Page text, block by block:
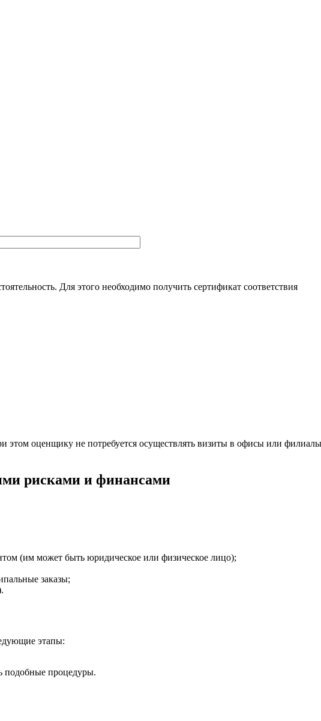
Для этого необходимо получить сертификат соответствия
оценщику не потребуется осуществлять визиты в офисы или филиалы
рисками и финансами
(им может быть юридическое или физическое лицо);
заказы;
этапы:
подобные процедуры.